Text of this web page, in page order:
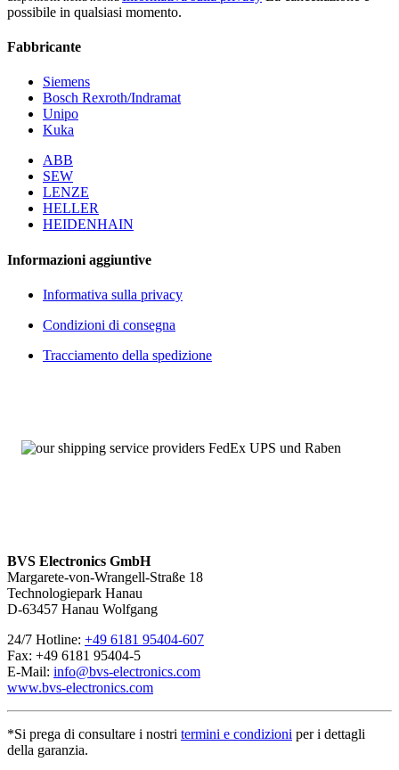
possibile in qualsiasi momento.
Fabbricante
Siemens
Bosch Rexroth/Indramat
Unipo
Kuka
ABB
SEW
LENZE
HELLER
HEIDENHAIN
Informazioni aggiuntive
Informativa sulla privacy
Condizioni di consegna
Tracciamento della spedizione
BVS Electronics GmbH
Margarete-von-Wrangell-Straße 18
Technologiepark Hanau
D-63457 Hanau Wolfgang
24/7 Hotline: +49 6181 95404-607
Fax: +49 6181 95404-5
E-Mail: info@bvs-electronics.com
www.bvs-electronics.com
*Si prega di consultare i nostri termini e condizioni per i dettagli
della garanzia.